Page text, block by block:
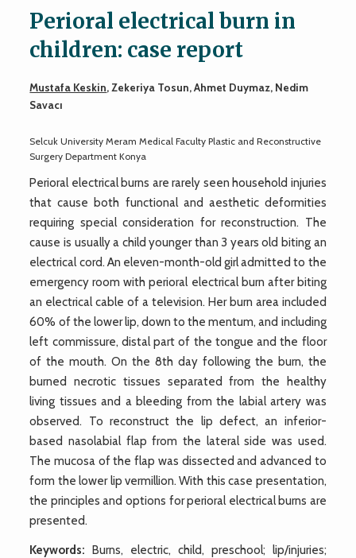
Perioral electrical burn in
children: case report
Mustafa Keskin, Zekeriya Tosun, Ahmet Duymaz, Nedim
Savacı
Selcuk University Meram Medical Faculty Plastic and Reconstructive
Surgery Department Konya
Perioral electrical burns are rarely seen household injuries
that cause both functional and aesthetic deformities
requiring special consideration for reconstruction. The
cause is usually a child younger than 3 years old biting an
electrical cord. An eleven-month-old girl admitted to the
emergency room with perioral electrical burn after biting
an electrical cable of a television. Her burn area included
60% of the lower lip, down to the mentum, and including
left commissure, distal part of the tongue and the floor
of the mouth. On the 8th day following the burn, the
burned necrotic tissues separated from the healthy
living tissues and a bleeding from the labial artery was
observed. To reconstruct the lip defect, an inferior-
based nasolabial flap from the lateral side was used.
The mucosa of the flap was dissected and advanced to
form the lower lip vermillion. With this case presentation,
the principles and options for perioral electrical burns are
presented.
Keywords: Burns, electric, child, preschool; lip/injuries;